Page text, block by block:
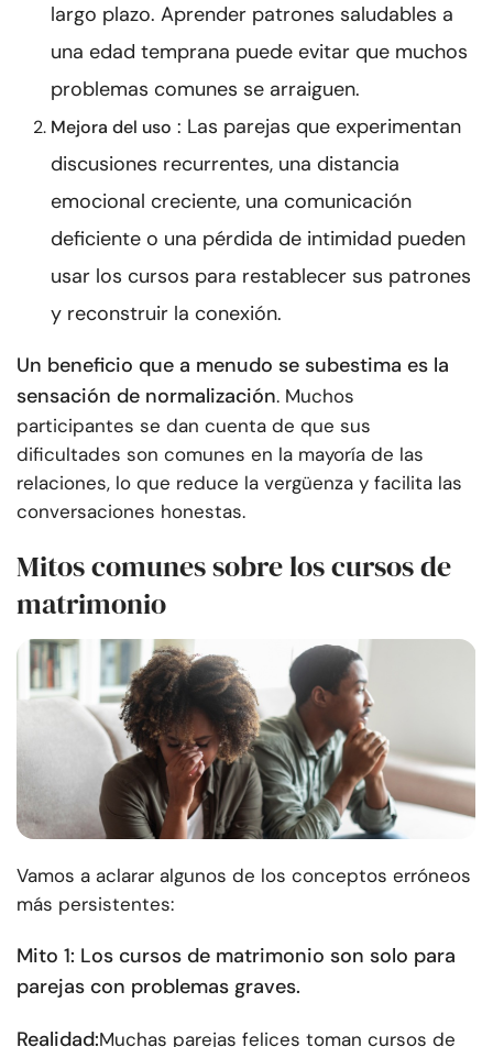
largo plazo. Aprender patrones saludables a
una edad temprana puede evitar que muchos
problemas comunes se arraiguen.
Mejora del uso : Las parejas que experimentan
discusiones recurrentes, una distancia
emocional creciente, una comunicación
deficiente o una pérdida de intimidad pueden
usar los cursos para restablecer sus patrones
y reconstruir la conexión.
Un beneficio que a menudo se subestima es la
sensación de normalización. Muchos
participantes se dan cuenta de que sus
dificultades son comunes en la mayoría de las
relaciones, lo que reduce la vergüenza y facilita las
conversaciones honestas.
Mitos comunes sobre los cursos de
matrimonio
Vamos a aclarar algunos de los conceptos erróneos
más persistentes:
Mito 1: Los cursos de matrimonio son solo para
parejas con problemas graves.
Realidad:Muchas parejas felices toman cursos de